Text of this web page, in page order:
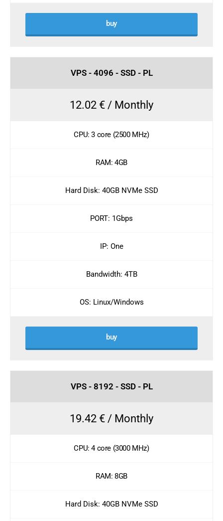
buy
VPS - 4096 - SSD - PL
12.02 € / Monthly
CPU: 3 core (2500 MHz)
RAM: 4GB
Hard Disk: 40GB NVMe SSD
PORT: 1Gbps
IP: One
Bandwidth: 4TB
OS: Linux/Windows
buy
VPS - 8192 - SSD - PL
19.42 € / Monthly
CPU: 4 core (3000 MHz)
RAM: 8GB
Hard Disk: 40GB NVMe SSD